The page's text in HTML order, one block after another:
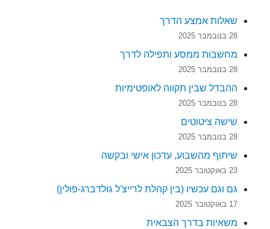
שאלות אמצע הדרך
28 בנובמבר 2025
מחשבות ממסע ותפילה לדרך
28 בנובמבר 2025
ההבדל שבין תקווה לאופטימיות
28 בנובמבר 2025
שישה ציטוטים
28 בנובמבר 2025
שיתוף מהשבוע, עדכון אישי ובקשה
23 באוקטובר 2025
גם וגם עכשיו (בין קהלת לרייצ'ל גולדברג-פולין)
17 באוקטובר 2025
משאיות בדרך הצבאית